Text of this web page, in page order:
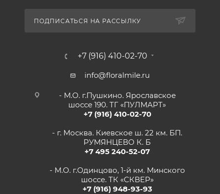
ПОДПИСАТЬСЯ НА РАССЫЛКУ
+7 (916) 410-02-70
info@floralmile.ru
- М.О. г.Пушкино. Ярославское
шоссе 190. ТГ «ПУЛМАРТ»
+7 (916) 410-02-70
- г. Москва. Киевское ш. 22 км. БП.
РУМЯНЦЕВО К. Б
+7 495 240-52-07
- М.О. г.Одинцово, 1-й км. Минского
шоссе. ТК «СКВЕР»
+7 (916) 948-93-93